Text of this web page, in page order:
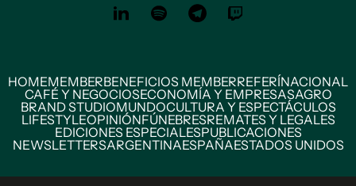
HOMEMEMBERBENEFICIOS MEMBERREFERÍNACIONAL
CAFÉ Y NEGOCIOSECONOMÍA Y EMPRESASAGRO
BRAND STUDIOMUNDOCULTURA Y ESPECTÁCULOS
LIFESTYLEOPINIÓNFÚNEBRESREMATES Y LEGALES
EDICIONES ESPECIALESPUBLICACIONES
NEWSLETTERSARGENTINAESPAÑAESTADOS UNIDOS